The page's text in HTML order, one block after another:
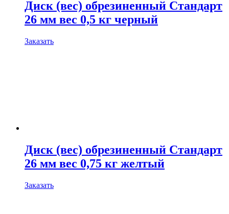
Диск (вес) обрезиненный Стандарт
26 мм вес 0,5 кг черный
Заказать
Диск (вес) обрезиненный Стандарт
26 мм вес 0,75 кг желтый
Заказать